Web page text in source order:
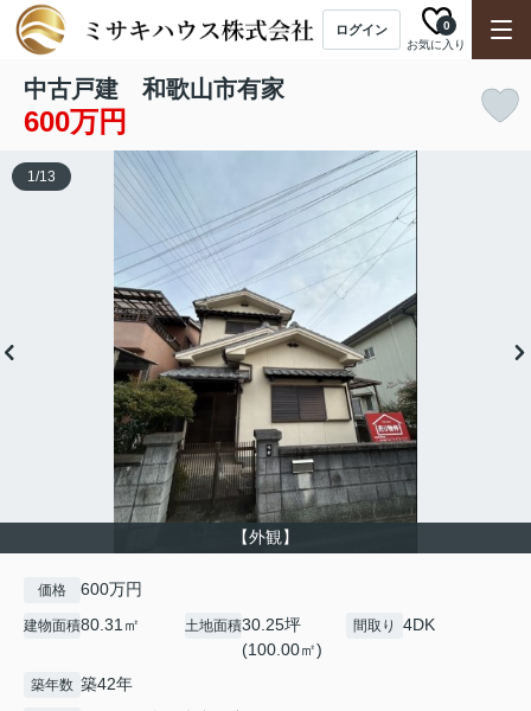
ログイン
お気に入り
0
中古戸建 和歌山市有家
600万円
【外観】
1/13
価格 600万円
建物面積80.31㎡ 土地面積30.25坪
(100.00㎡)
間取り 4DK
築年数 築42年